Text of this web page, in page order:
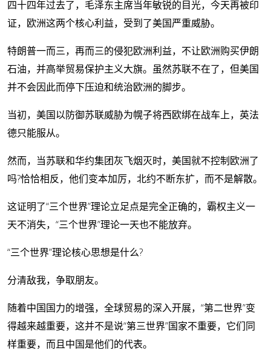
四十四年过去了，毛泽东主席当年敏锐的目光，今天再被印
证，欧洲这两个核心利益，受到了美国严重威胁。
特朗普一而三，再而三的侵犯欧洲利益，不让欧洲购买伊朗
石油，并高举贸易保护主义大旗。虽然苏联不在了，但美国
并不会因此而停下压迫和统治欧洲的脚步。
当初，美国以防御苏联威胁为幌子将西欧绑在战车上，英法
德只能服从。
然而，当苏联和华约集团灰飞烟灭时，美国就不控制欧洲了
吗?恰恰相反，他们变本加厉，北约不断东扩，而不是解散。
这证明了“三个世界”理论立足点是完全正确的，霸权主义一
天不消失，“三个世界”理论一天也不能放弃。
“三个世界”理论核心思想是什么?
分清敌我，争取朋友。
随着中国国力的增强，全球贸易的深入开展，“第二世界”变
得越来越重要，这并不是说“第三世界”国家不重要，它们同
样重要，而且中国是他们的代表。